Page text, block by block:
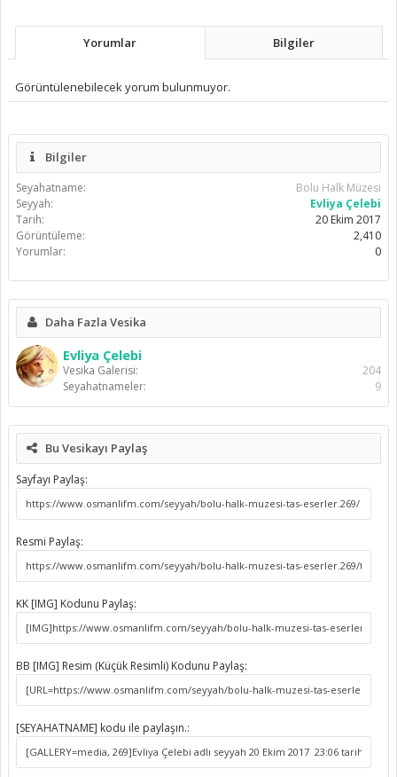
Yorumlar Bilgiler
Görüntülenebilecek yorum bulunmuyor.
Bilgiler
Seyahatname:
Bolu Halk Müzesi
Seyyah:
Evliya Çelebi
Tarih:
20 Ekim 2017
Görüntüleme:
2,410
Yorumlar:
0
Daha Fazla Vesika
Evliya Çelebi
Vesika Galerisi:
204
Seyahatnameler:
9
Bu Vesikayı Paylaş
Sayfayı Paylaş:
Resmi Paylaş:
KK [IMG] Kodunu Paylaş:
BB [IMG] Resim (Küçük Resimli) Kodunu Paylaş:
[SEYAHATNAME] kodu ile paylaşın.: